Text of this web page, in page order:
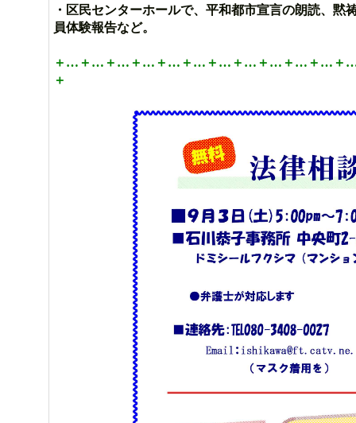
・区民センターホールで、平和都市宣言の朗読、黙
員体験報告など。
＋…＋…＋…＋…＋…＋…＋…＋…＋…＋…＋…
＋